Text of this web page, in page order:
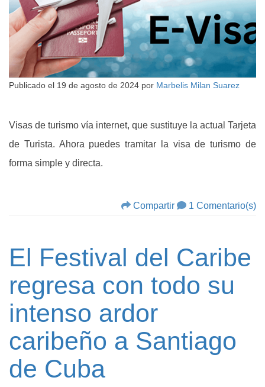
Publicado el 19 de agosto de 2024 por Marbelis Milan Suarez
Visas de turismo vía internet, que sustituye la actual Tarjeta
de Turista. Ahora puedes tramitar la visa de turismo de
forma simple y directa.
Compartir 1 Comentario(s)
El Festival del Caribe
regresa con todo su
intenso ardor
caribeño a Santiago
de Cuba